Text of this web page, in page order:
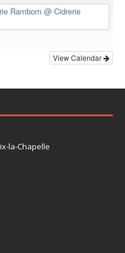
Ramborn @ Cidrerie
View Calendar
la-Chapelle